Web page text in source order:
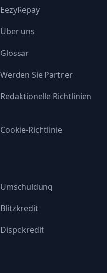
EezyRepay
Über uns
Glossar
Werden Sie Partner
Redaktionelle Richtlinien
Cookie-Richtlinie
Umschuldung
Blitzkredit
Dispokredit